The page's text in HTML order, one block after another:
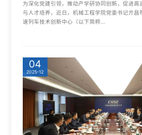
为深化党建引领，推动产学研协同创新，促进高
与人才培养，近日，机械工程学院党委书记亓昌
速列车技术创新中心（以下简称...
04
2025-12